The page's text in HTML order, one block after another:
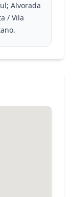
Alvorada
/ Vila